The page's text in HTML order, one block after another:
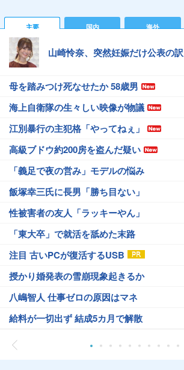
主要 国内 海外
山崎怜奈、突然妊娠だけ公表の訳
母を踏みつけ死なせたか 58歳男
海上自衛隊の生々しい映像が物議
江別暴行の主犯格「やってねぇ」
高級ブドウ約200房を盗んだ疑い
「義足で夜の営み」モデルの悩み
飯塚幸三氏に長男「勝ち目ない」
性被害者の友人「ラッキーやん」
「東大卒」で就活を舐めた末路
注目 古いPCが復活するUSB
授かり婚発表の雪崩現象起きるか
八嶋智人 仕事ゼロの原因はマネ
給料が一切出ず 結成5カ月で解散